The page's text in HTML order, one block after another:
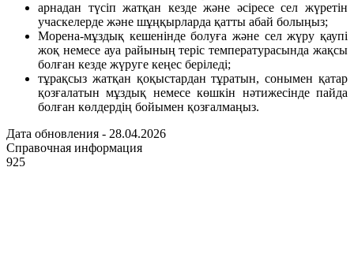
арнадан түсіп жатқан кезде және әсіресе сел жүретін
учаскелерде және шұңқырларда қатты абай болыңыз;
Морена-мұздық кешенінде болуға және сел жүру қаупі
жоқ немесе ауа райының теріс температурасында жақсы
болған кезде жүруге кеңес беріледі;
тұрақсыз жатқан қоқыстардан тұратын, сонымен қатар
қозғалатын мұздық немесе көшкін нәтижесінде пайда
болған көлдердің бойымен қозғалмаңыз.
Дата обновления - 28.04.2026
Справочная информация
925